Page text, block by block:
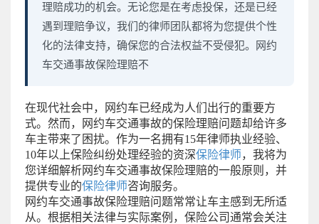
理赔成功的机会。无论您是在考虑投保，还是已经
遇到理赔争议，我们的律师团队都将为您提供个性
化的法律支持，确保您的合法权益不受侵犯。网约
车交通事故保险理赔不
在现代社会中，网约车已经成为人们出行的重要方
式。然而，网约车交通事故的保险理赔问题却给许多
车主带来了困扰。作为一名拥有15年律师执业经验、
10年以上保险纠纷处理经验的资深保险律师，我将为
您详细解析网约车交通事故保险理赔的一般原则，并
提供专业的保险律师咨询服务。
网约车交通事故保险理赔问题常常让车主感到无所适
从。根据相关法律与实际案例，保险公司通常会关注